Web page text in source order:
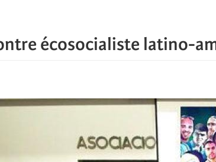
écosocialiste latino-